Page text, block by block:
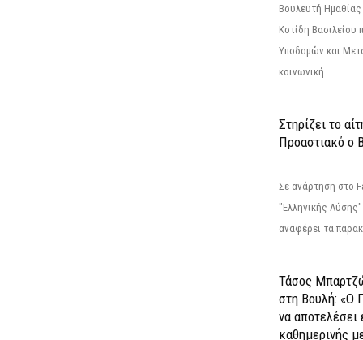
Βουλευτή
Κοτίδη Βασιλείου
Υποδομών και
κοινωνική...
Στηρίζει το
Προαστιακό ο
Σε ανάρτηση στο
"Ελληνικής
αναφέρει τα
Τάσος
στη Βουλή: «Ο
να αποτελέσει
καθημερινής